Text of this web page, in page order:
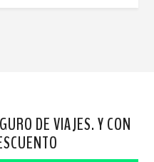
DE VIAJES. Y CON